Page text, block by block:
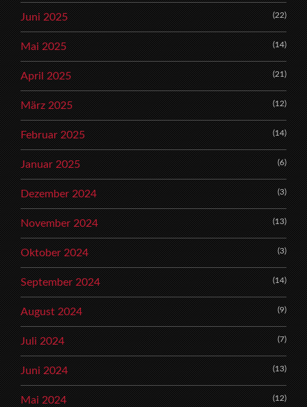
Juni 2025 (22)
Mai 2025 (14)
April 2025 (21)
März 2025 (12)
Februar 2025 (14)
Januar 2025 (6)
Dezember 2024 (3)
November 2024 (13)
Oktober 2024 (3)
September 2024 (14)
August 2024 (9)
Juli 2024 (7)
Juni 2024 (13)
Mai 2024 (12)